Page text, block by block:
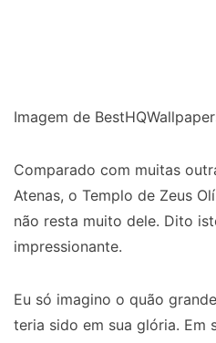
Imagem de
Comparado com muitas
Atenas, o Templo de Zeus
não resta muito dele. Dito
impressionante.
Eu só imagino o quão
teria sido em sua glória. Em